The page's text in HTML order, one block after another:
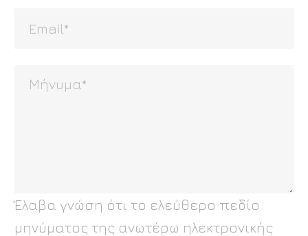
Έλαβα γνώση ότι το ελεύθερο πεδίο
μηνύματος της ανωτέρω ηλεκτρονικής